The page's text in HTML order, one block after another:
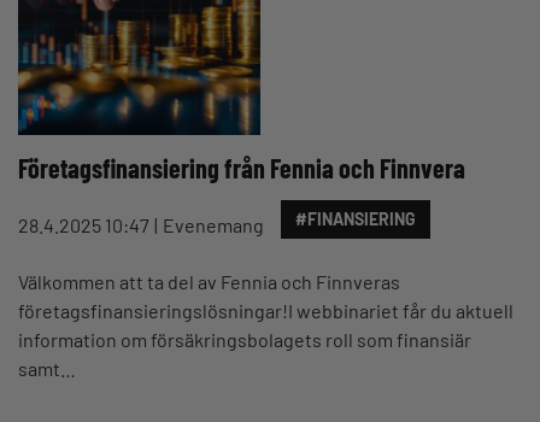
Företagsfinansiering från Fennia och Finnvera
28.4.2025 10:47 Evenemang #FINANSIERING
Välkommen att ta del av Fennia och Finnveras
företagsfinansieringslösningar!I webbinariet får du aktuell
information om försäkringsbolagets roll som finansiär
samt…